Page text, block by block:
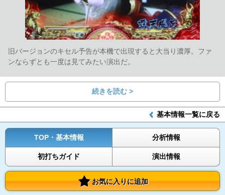
旧バージョンのキセル予告が本機で出現すると大当り濃厚。ファ
ンならずとも一度は見てみたい演出だ。
続きを読む >
基本情報一覧に戻る
TOP・基本情報 分析情報
初打ちガイド 演出情報
お気に入りに追加